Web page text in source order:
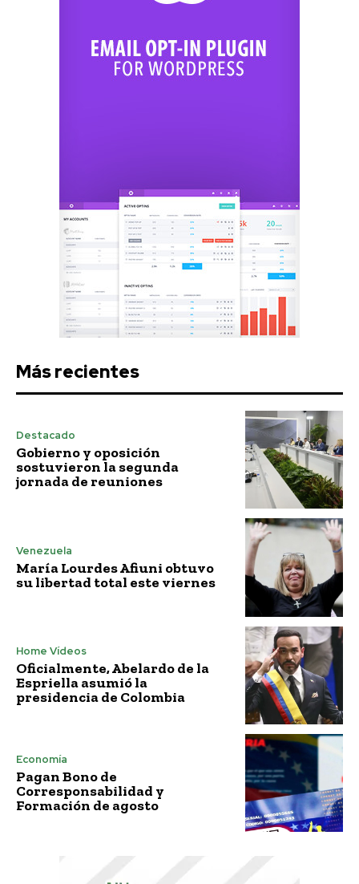
Más recientes
Destacado
Gobierno y oposición
sostuvieron la segunda
jornada de reuniones
Venezuela
María Lourdes Afiuni obtuvo
su libertad total este viernes
Home Vídeos
Oficialmente, Abelardo de la
Espriella asumió la
presidencia de Colombia
Economía
Pagan Bono de
Corresponsabilidad y
Formación de agosto